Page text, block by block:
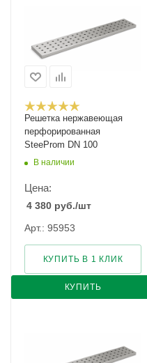
Решетка нержавеющая
перфорированная
SteeProm DN 100
В наличии
Цена:
4 380 руб./шт
Арт.: 95953
КУПИТЬ
КУПИТЬ В 1 КЛИК